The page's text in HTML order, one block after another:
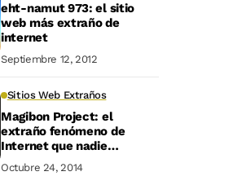
eht-namut 973: el sitio
web más extraño de
internet
Septiembre 12, 2012
Sitios Web Extraños
Magibon Project: el
extraño fenómeno de
Internet que nadie
entiende
Octubre 24, 2014